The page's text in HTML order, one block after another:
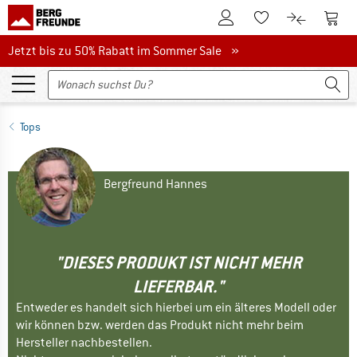
Zum KundenkontoZum Merkzettel.
Zum Zum
Jetzt bis zu 50% Rabatt im Sommer Sale
Jetzt bis zu 50% Rabatt im Sommer Sale »
Tops
Bergfreund Hannes
"DIESES PRODUKT IST NICHT MEHR
LIEFERBAR."
Entweder es handelt sich hierbei um ein älteres Modell oder
wir können bzw. werden das Produkt nicht mehr beim
Hersteller nachbestellen.